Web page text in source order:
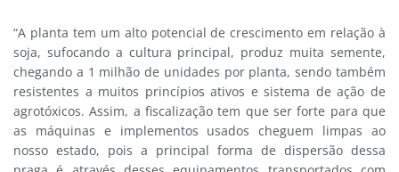
“A planta tem um alto potencial de crescimento em relação à
soja, sufocando a cultura principal, produz muita semente,
chegando a 1 milhão de unidades por planta, sendo também
resistentes a muitos princípios ativos e sistema de ação de
agrotóxicos. Assim, a fiscalização tem que ser forte para que
as máquinas e implementos usados cheguem limpas ao
nosso estado, pois a principal forma de dispersão dessa